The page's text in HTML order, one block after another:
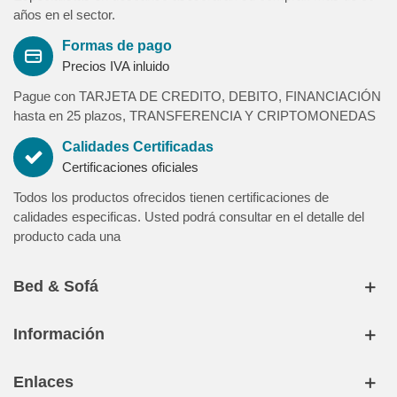
Largo 130 y 160 cm (2 extensiones)
Garantia:
3 años de garantia contra defecto de fabricación. Producto
nacional fabricado siguiendo los máximos estándares de
calidad, diseño y producción con homologación de normativas
europeas.
Nuestra garantía de calidad le asegura un producto de máxima
relación calidad-precio y libre de sustancias nocivas contra la
salud de las personas.
*La composición presentada no incluye en el precio las
Ambito de venta
Ambito de venta El ámbito de venta es de toda España (excepto
años en el sector.
Formas de pago
Precios IVA inluido
Pague con TARJETA DE CREDITO, DEBITO, FINANCIACIÓN
hasta en 25 plazos, TRANSFERENCIA Y CRIPTOMONEDAS
Calidades Certificadas
Certificaciones oficiales
Todos los productos ofrecidos tienen certificaciones de
calidades especificas. Usted podrá consultar en el detalle del
producto cada una
Bed & Sofá
Información
Enlaces